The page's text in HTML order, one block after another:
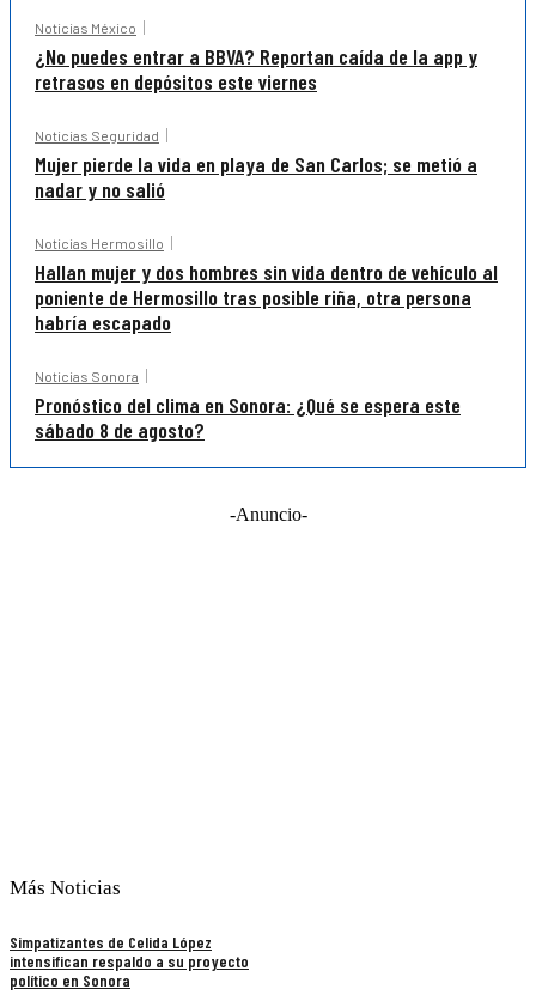
Noticias México
¿No puedes entrar a BBVA? Reportan caída de la app y
retrasos en depósitos este viernes
Noticias Seguridad
Mujer pierde la vida en playa de San Carlos; se metió a
nadar y no salió
Noticias Hermosillo
Hallan mujer y dos hombres sin vida dentro de vehículo al
poniente de Hermosillo tras posible riña, otra persona
habría escapado
Noticias Sonora
Pronóstico del clima en Sonora: ¿Qué se espera este
sábado 8 de agosto?
-Anuncio-
Más Noticias
Simpatizantes de Celida López
intensifican respaldo a su proyecto
político en Sonora